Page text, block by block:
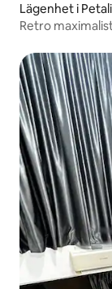
Lägenhet i
Retro